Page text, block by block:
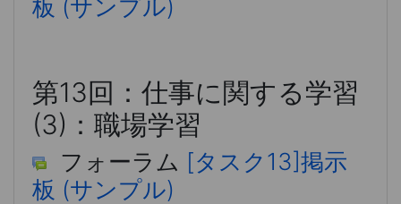
板 (サンプル)
第13回：仕事に関する学習
(3)：職場学習
フォーラム [タスク13]掲示
板 (サンプル)